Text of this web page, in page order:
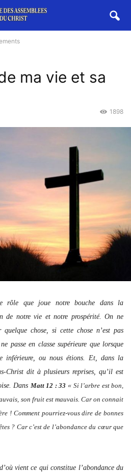
ma vie et sa
1898
rôle que joue notre bouche dans la
de notre vie et notre prospérité. On ne
chose, si cette chose n’est pas
passe en classe supérieure que lorsque
inférieure, ou nous étions. Et, dans la
Christ dit à plusieurs reprises, qu’il est
Dans Matt 12 : 33 « Si l’arbre est bon,
son fruit est mauvais. Car on connait
! Comment pourriez-vous dire de bonnes
? Car c’est de l’abondance du cœur que
vient ce qui constitue l’abondance du